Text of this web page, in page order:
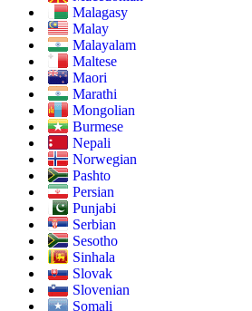
Malagasy
Malay
Malayalam
Maltese
Maori
Marathi
Mongolian
Burmese
Nepali
Norwegian
Pashto
Persian
Punjabi
Serbian
Sesotho
Sinhala
Slovak
Slovenian
Somali